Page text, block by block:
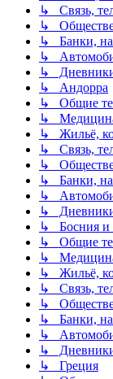
↳ Связь,
↳
↳ Банки,
↳
↳
↳ Андорра
↳ Общие
↳
↳ Жильё,
↳ Связь,
↳
↳ Банки,
↳
↳
↳ Босния и
↳ Общие
↳
↳ Жильё,
↳ Связь,
↳
↳ Банки,
↳
↳
↳ Греция